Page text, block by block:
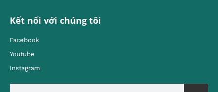
Kết nối với chúng tôi
Facebook
Youtube
Instagram